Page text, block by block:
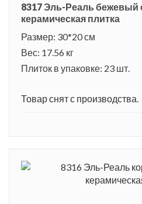
8317 Эль-Реаль бежевый
керамическая плитка
Размер: 30*20 см
Вес: 17.56 кг
Плиток в упаковке: 23 шт.
Товар снят с производства.